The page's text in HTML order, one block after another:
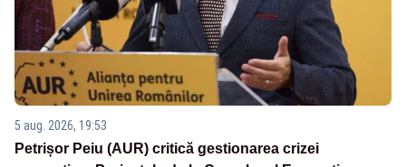
5 aug. 2026, 19:53
Petrișor Peiu (AUR) critică gestionarea crizei